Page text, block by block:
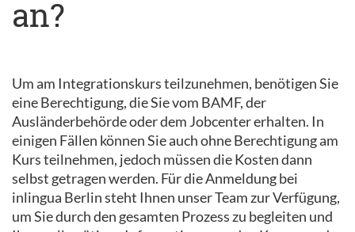
an?
Um am Integrationskurs teilzunehmen, benötigen Sie
eine Berechtigung, die Sie vom BAMF, der
Ausländerbehörde oder dem Jobcenter erhalten. In
einigen Fällen können Sie auch ohne Berechtigung am
Kurs teilnehmen, jedoch müssen die Kosten dann
selbst getragen werden. Für die Anmeldung bei
inlingua Berlin steht Ihnen unser Team zur Verfügung,
um Sie durch den gesamten Prozess zu begleiten und